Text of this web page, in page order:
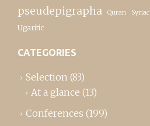
pseudepigrapha Quran Syriac
Ugaritic
CATEGORIES
Selection (83)
At a glance (13)
Conferences (199)